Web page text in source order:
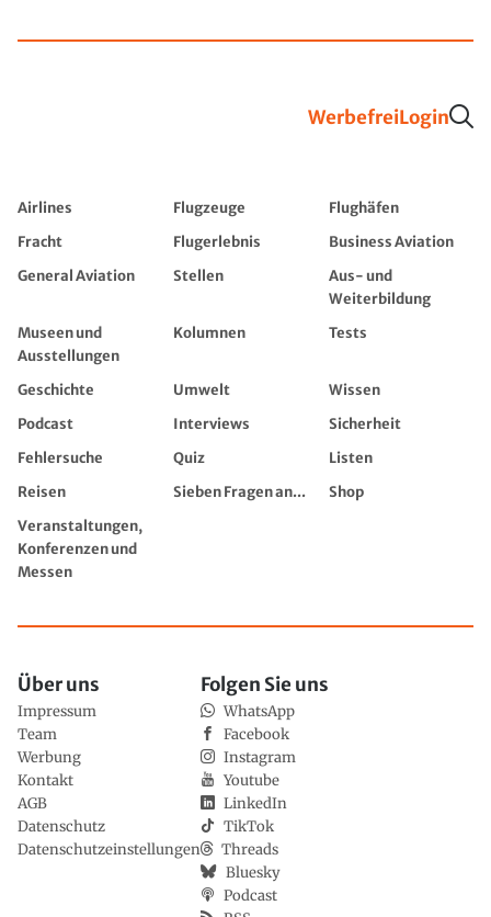
WerbefreiLogin
Airlines Flugzeuge
Flughäfen
Fracht
Flugerlebnis
Business Aviation
General Aviation
Stellen
Aus- und
Weiterbildung
Museen und
Ausstellungen
Kolumnen Tests
Geschichte Umwelt
Wissen
Podcast
Interviews
Sicherheit
Fehlersuche
Quiz
Listen
Reisen
Sieben Fragen an...
Shop
Veranstaltungen,
Konferenzen und
Messen
Über uns
Impressum
Team
Werbung
Kontakt
AGB
Datenschutz
Datenschutzeinstellungen
Folgen Sie uns
WhatsApp
Facebook
Instagram
Youtube
LinkedIn
TikTok
Threads
Bluesky
Podcast